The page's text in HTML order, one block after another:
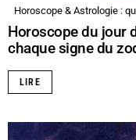
Horoscope & Astrologie :
Horoscope du jour
chaque signe du
LIRE